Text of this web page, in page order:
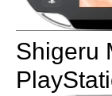
Shigeru